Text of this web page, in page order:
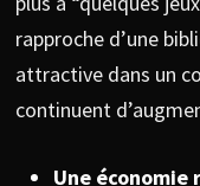
rapproche d’une
attractive dans un
continuent
Une économie